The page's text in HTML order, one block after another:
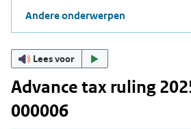
Andere onderwerpen
Lees voor
Advance tax ruling
000006